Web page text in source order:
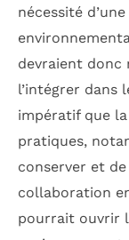
nécessité d’une
devraient donc
l’intégrer dans
impératif que
pratiques,
conserver et
collaboration
pourrait ouvrir